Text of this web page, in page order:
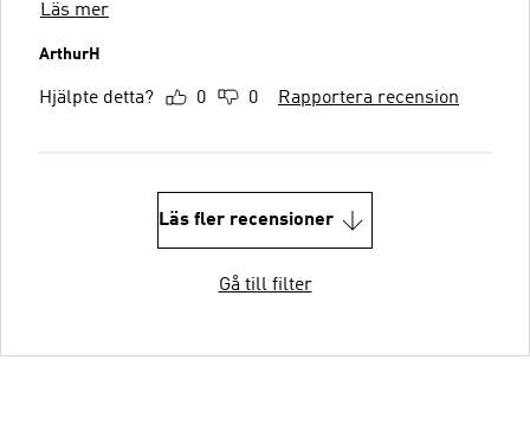
Läs mer
ArthurH
Hjälpte detta? 0 0 Rapportera recension
Läs fler recensioner
Gå till filter